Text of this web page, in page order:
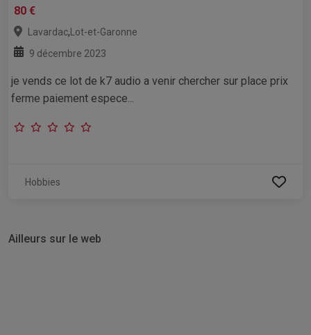
80 €
Lavardac,Lot-et-Garonne
9 décembre 2023
je vends ce lot de k7 audio a venir chercher sur place prix
ferme paiement espece...
Hobbies
Ailleurs sur le web